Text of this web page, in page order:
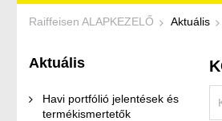
Közzétételek -
Raiffeisen ALAPKEZELŐ Aktuális
Aktuális
Havi portfólió jelentések és
termékismertetők